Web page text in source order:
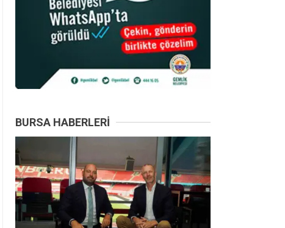
BURSA HABERLERI